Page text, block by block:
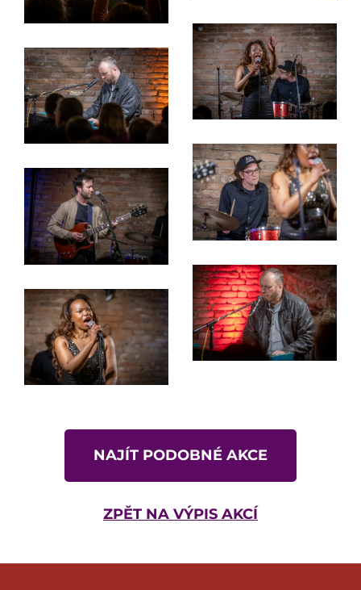
NAJÍT PODOBNÉ AKCE
ZPĚT NA VÝPIS AKCÍ